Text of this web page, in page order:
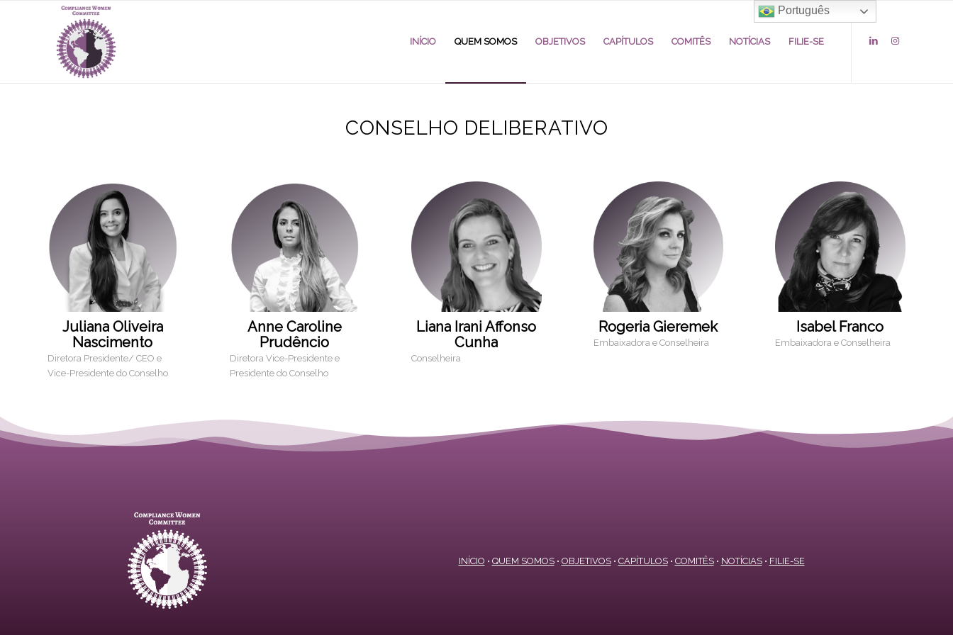
INÍCIO QUEM SOMOS OBJETIVOS CAPÍTULOS COMITÊS NOTÍCIAS FILIE-SE
CONSELHO DELIBERATIVO
Juliana Oliveira
Nascimento
Diretora Presidente/ CEO e
Vice-Presidente do Conselho
Anne Caroline
Prudêncio
Diretora Vice-Presidente e
Presidente do Conselho
Liana Irani Affonso
Cunha
Conselheira
Rogeria Gieremek
Embaixadora e Conselheira
Isabel Franco
Embaixadora e Conselheira
INÍCIO • QUEM SOMOS• OBJETIVOS• CAPÍTULOS• COMITÊS• NOTÍCIAS• FILIE-SE
Português